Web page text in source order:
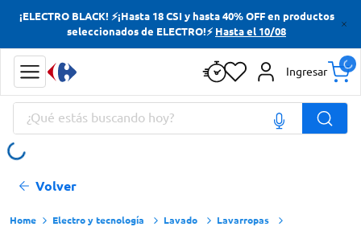
¡ELECTRO BLACK! ⚡¡Hasta 18 CSI y hasta 40% OFF en productos
seleccionados de ELECTRO!⚡ Hasta el 10/08
Ingresar
¿Qué estás buscando hoy?
Volver
Electro y tecnología Lavado Lavarropas
Términos más buscados
Yerba
Cerveza
Términos más buscados
Yerba
Cerveza
Doves